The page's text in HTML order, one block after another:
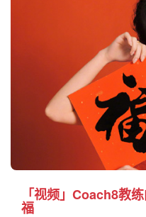
「视频」Coach8教
福